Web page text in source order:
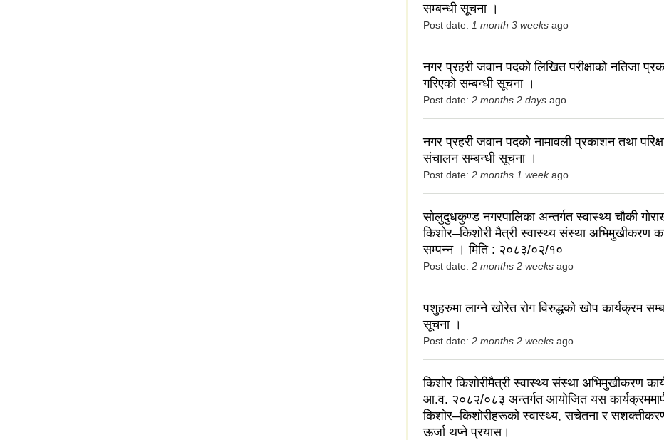
सम्बन्धी सूचना ।
Post date: 1 month 3 weeks ago
नगर प्रहरी जवान पदको लिखित परीक्षाको नतिजा
गरिएको सम्बन्धी सूचना ।
Post date: 2 months 2 days ago
नगर प्रहरी जवान पदको नामावली प्रकाशन तथा
संचालन सम्बन्धी सूचना ।
Post date: 2 months 1 weekago
सोलुदुधकुण्ड नगरपालिका अन्तर्गत स्वास्थ्य चौकी
किशोर–किशोरी मैत्री स्वास्थ्य संस्था अभिमुखीकरण
सम्पन्न । मिति : २०८३/०२/१०
Post date: 2 months 2 weeks ago
पशुहरुमा लाग्ने खोरेत रोग विरुद्धको खोप कार्यक्रम
सूचना ।
Post date: 2 months 2 weeks ago
किशोर किशोरीमैत्री स्वास्थ्य संस्था अभिमुखीकरण
आ.व. २०८२/०८३ अन्तर्गत आयोजित यस
किशोर–किशोरीहरूको स्वास्थ्य, सचेतना र
ऊर्जा थप्ने प्रयास।